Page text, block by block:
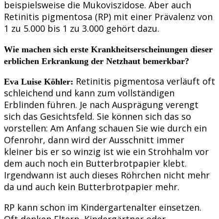
beispielsweise die Mukoviszidose. Aber auch
Retinitis pigmentosa (RP) mit einer Prävalenz von
1 zu 5.000 bis 1 zu 3.000 gehört dazu.
Wie machen sich erste Krankheitserscheinungen dieser
erblichen Erkrankung der Netzhaut bemerkbar?
Eva Luise Köhler: Retinitis pigmentosa verläuft oft
schleichend und kann zum vollständigen
Erblinden führen. Je nach Ausprägung verengt
sich das Gesichtsfeld. Sie können sich das so
vorstellen: Am Anfang schauen Sie wie durch ein
Ofenrohr, dann wird der Ausschnitt immer
kleiner bis er so winzig ist wie ein Strohhalm vor
dem auch noch ein Butterbrotpapier klebt.
Irgendwann ist auch dieses Röhrchen nicht mehr
da und auch kein Butterbrotpapier mehr.
RP kann schon im Kindergartenalter einsetzen.